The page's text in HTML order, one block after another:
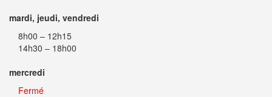
mardi, jeudi, vendredi
8h00 – 12h15
14h30 – 18h00
mercredi
Fermé